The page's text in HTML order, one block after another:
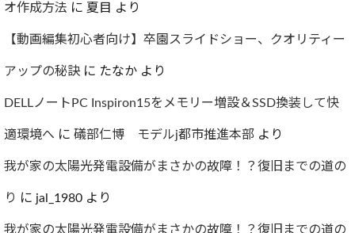
オ作成方法 に 夏目 より
【動画編集初心者向け】卒園スライドショー、クオリティー
アップの秘訣に たなか より
DELLノートPC Inspiron15をメモリー増設＆SSD換装して快
適環境へ に 礒部仁博 モデルj都市推進本部 より
我が家の太陽光発電設備がまさかの故障！？復旧までの道の
り に jal_1980 より
我が家の太陽光発電設備がまさかの故障！？復旧までの道の